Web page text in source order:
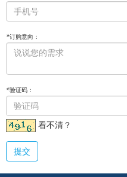
*订购意向：
*验证码：
看不清？
提交